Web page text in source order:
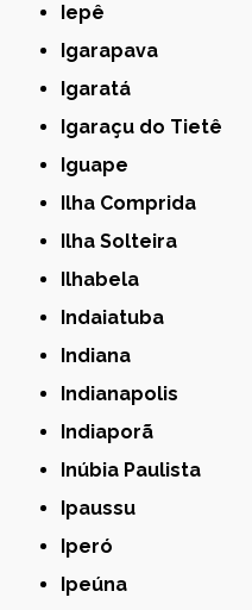
Iepê
Igarapava
Igaratá
Igaraçu do Tietê
Iguape
Ilha Comprida
Ilha Solteira
Ilhabela
Indaiatuba
Indiana
Indianapolis
Indiaporã
Inúbia Paulista
Ipaussu
Iperó
Ipeúna